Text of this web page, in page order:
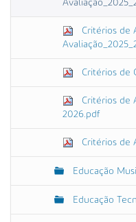
Critérios de
Critérios de
Critérios de
2026.pdf
Critérios de
Educação
Educação